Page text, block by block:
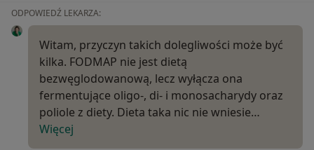
ODPOWIEDŹ LEKARZA:
Witam, przyczyn takich dolegliwości może być
kilka. FODMAP nie jest dietą
bezwęglodowanową, lecz wyłącza ona
fermentujące oligo-, di- i monosacharydy oraz
poliole z diety. Dieta taka nic nie wniesie…
Więcej